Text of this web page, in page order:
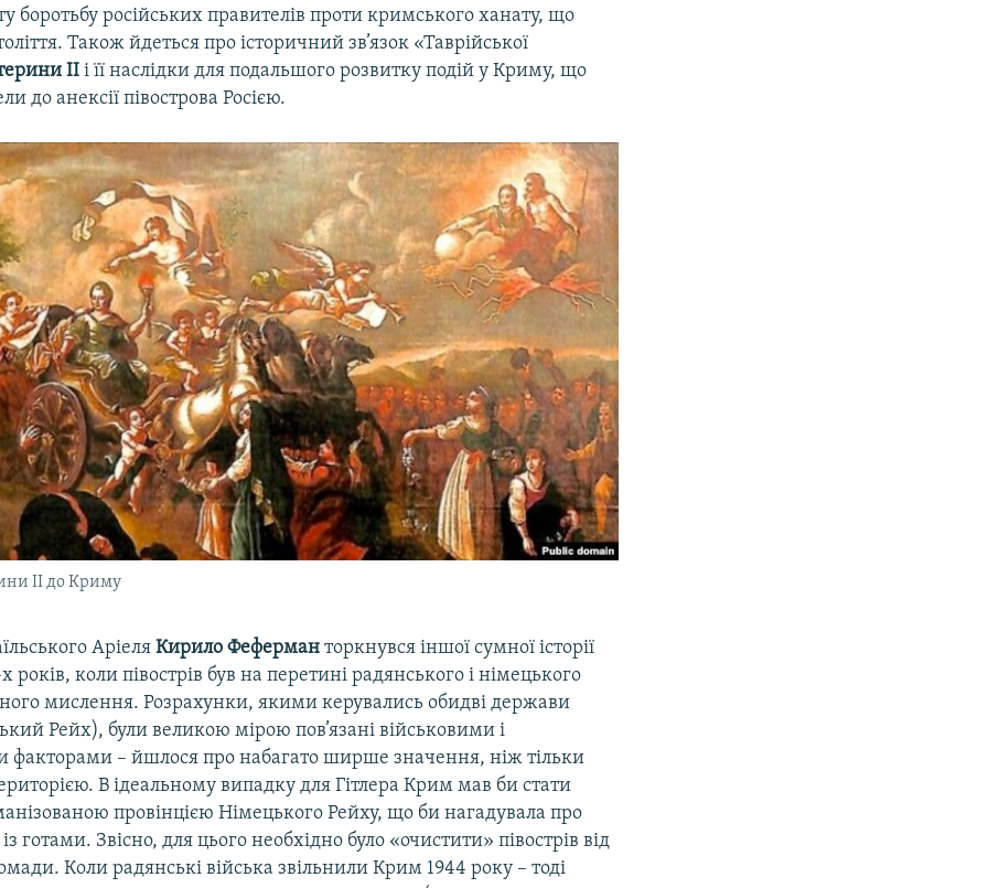
боротьбу російських правителів проти кримського ханату, що
Також йдеться про історичний зв’язок «Таврійської
ІІ і її наслідки для подальшого розвитку подій у Криму, що
до анексії півострова Росією.
ІІ до Криму
АріеляКирило Феферман торкнувся іншої сумної історії
років, коли півострів був на перетині радянського і німецького
мислення. Розрахунки, якими керувались обидві держави
Рейх), були великою мірою пов’язані військовими і
факторами – йшлося про набагато ширше значення, ніж тільки
В ідеальному випадку для Гітлера Крим мав би стати
провінцією Німецького Рейху, що би нагадувала про
із готами. Звісно, для цього необхідно було «очистити» півострів від
Коли радянські війська звільнили Крим 1944 року – тоді